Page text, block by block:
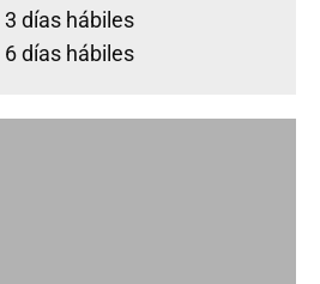
3 días hábiles
6 días hábiles